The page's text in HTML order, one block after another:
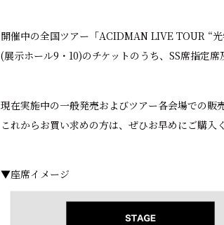
開催中の全国ツアー「ACIDMAN LIVE TOUR “
(展⽰ホール9・10)のチケットのうち、SS席指定
現在実施中の一般発売およびツアー各会場での販
これからお買い求めの方は、ぜひお早めにご購入
▼座席イメージ